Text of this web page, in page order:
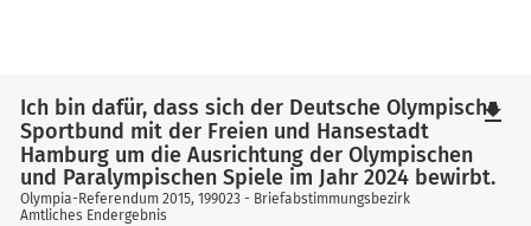
Ich bin dafür, dass sich der Deutsche Olympische
Sportbund mit der Freien und Hansestadt
Hamburg um die Ausrichtung der Olympischen
und Paralympischen Spiele im Jahr 2024 bewirbt.
Olympia-Referendum 2015, 199023 - Briefabstimmungsbezirk
Amtliches Endergebnis
file_download